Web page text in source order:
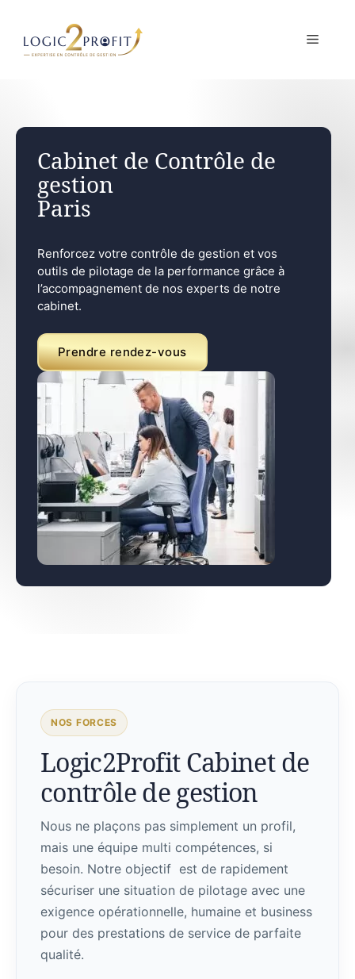
contenu
MENU
Cabinet de Contrôle de
gestion
Paris
Renforcez votre contrôle de gestion et vos
outils de pilotage de la performance grâce à
l’accompagnement de nos experts de notre
cabinet.
Prendre rendez-vous
NOS FORCES
Logic2Profit Cabinet de
contrôle de gestion
Nous ne plaçons pas simplement un profil,
mais une équipe multi compétences, si
besoin. Notre objectif est de rapidement
sécuriser une situation de pilotage avec une
exigence opérationnelle, humaine et business
pour des prestations de service de parfaite
qualité.